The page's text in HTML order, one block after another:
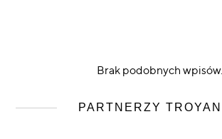
Brak podobnych wpisów.
PARTNERZY